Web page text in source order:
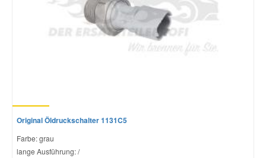
Original Öldruckschalter 1131C5
Farbe: grau
lange Ausführung: /